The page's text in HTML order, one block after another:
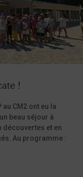
!
au CM2 ont eu la
beau séjour à
découvertes et en
Au programme :